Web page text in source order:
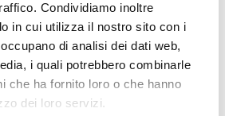
Condividiamo inoltre
in cui utilizza il nostro sito con i
di analisi dei dati web,
i quali potrebbero combinarle
che ha fornito loro o che hanno
dei loro servizi.
di riferimento nazionale